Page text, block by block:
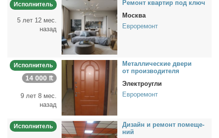
Исполнитель
5 лет 12 мес.
назад
Ре­монт квар­тир под ключ
Москва
Евроремонт
Исполнитель
14 000 ₶
9 лет 8 мес.
назад
Ме­тал­ли­че­ские две­ри
от про­из­во­ди­те­ля
Электроугли
Евроремонт
Исполнитель
Ди­зайн и ре­монт по­ме­ще­
ний